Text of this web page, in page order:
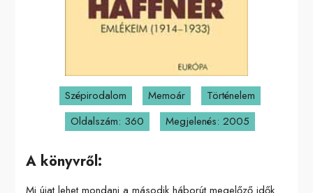
Szépirodalom Memoár
Történelem
Oldalszám: 360
Megjelenés: 2005
A könyvről: